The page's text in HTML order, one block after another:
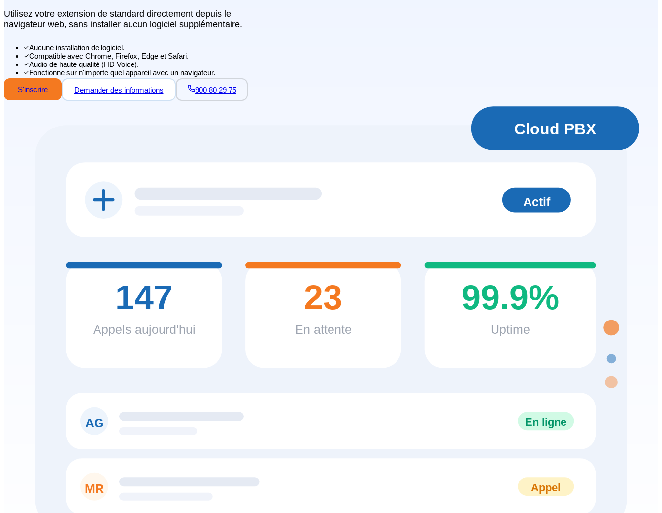
Utilisez votre extension de standard directement depuis le
navigateur web, sans installer aucun logiciel supplémentaire.
Aucune installation de logiciel.
Compatible avec Chrome, Firefox, Edge et Safari.
Audio de haute qualité (HD Voice).
Fonctionne sur n'importe quel appareil avec un navigateur.
S'inscrire
Demander des informations 900 80 29 75
Actif
147
Appels aujourd'hui
23
En attente
99.9%
Uptime
AG En ligne
MR Appel
Cloud PBX